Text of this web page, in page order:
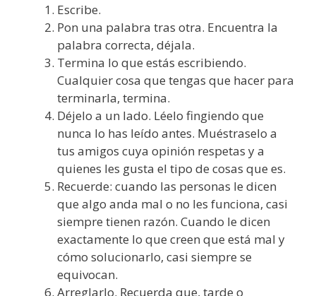
Escribe.
Pon una palabra tras otra. Encuentra la
palabra correcta, déjala.
Termina lo que estás escribiendo.
Cualquier cosa que tengas que hacer para
terminarla, termina.
Déjelo a un lado. Léelo fingiendo que
nunca lo has leído antes. Muéstraselo a
tus amigos cuya opinión respetas y a
quienes les gusta el tipo de cosas que es.
Recuerde: cuando las personas le dicen
que algo anda mal o no les funciona, casi
siempre tienen razón. Cuando le dicen
exactamente lo que creen que está mal y
cómo solucionarlo, casi siempre se
equivocan.
Arreglarlo. Recuerda que, tarde o